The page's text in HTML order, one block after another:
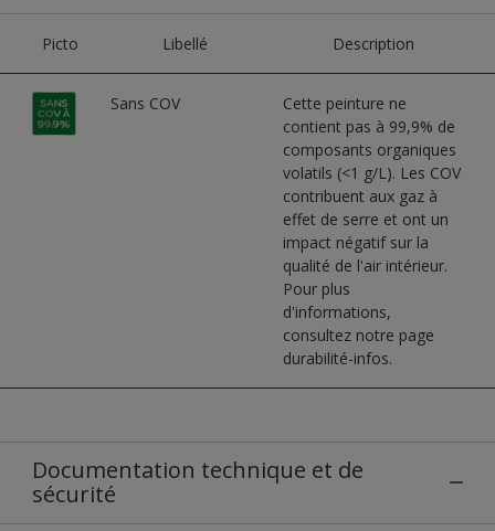
Picto Libellé Description
Sans COV
Cette peinture ne
contient pas à 99,9% de
composants organiques
volatils (<1 g/L). Les COV
contribuent aux gaz à
effet de serre et ont un
impact négatif sur la
qualité de l'air intérieur.
Pour plus
d'informations,
consultez notre page
durabilité-infos.
Documentation technique et de
sécurité